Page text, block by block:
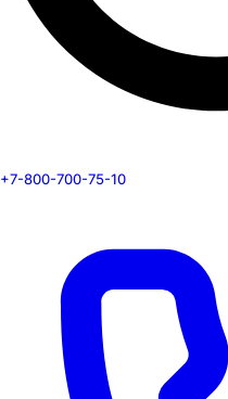
+7-800-700-75-10